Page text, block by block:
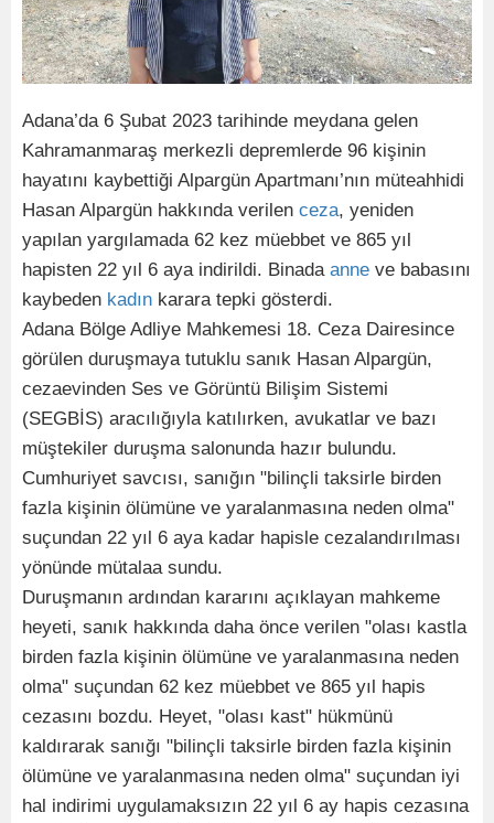
Adana’da 6 Şubat 2023 tarihinde meydana gelen
Kahramanmaraş merkezli depremlerde 96 kişinin
hayatını kaybettiği Alpargün Apartmanı’nın müteahhidi
Hasan Alpargün hakkında verilen ceza, yeniden
yapılan yargılamada 62 kez müebbet ve 865 yıl
hapisten 22 yıl 6 aya indirildi. Binada anne ve babasını
kaybeden kadın karara tepki gösterdi.
Adana Bölge Adliye Mahkemesi 18. Ceza Dairesince
görülen duruşmaya tutuklu sanık Hasan Alpargün,
cezaevinden Ses ve Görüntü Bilişim Sistemi
(SEGBİS) aracılığıyla katılırken, avukatlar ve bazı
müştekiler duruşma salonunda hazır bulundu.
Cumhuriyet savcısı, sanığın "bilinçli taksirle birden
fazla kişinin ölümüne ve yaralanmasına neden olma"
suçundan 22 yıl 6 aya kadar hapisle cezalandırılması
yönünde mütalaa sundu.
Duruşmanın ardından kararını açıklayan mahkeme
heyeti, sanık hakkında daha önce verilen "olası kastla
birden fazla kişinin ölümüne ve yaralanmasına neden
olma" suçundan 62 kez müebbet ve 865 yıl hapis
cezasını bozdu. Heyet, "olası kast" hükmünü
kaldırarak sanığı "bilinçli taksirle birden fazla kişinin
ölümüne ve yaralanmasına neden olma" suçundan iyi
hal indirimi uygulamaksızın 22 yıl 6 ay hapis cezasına